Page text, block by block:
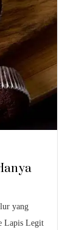
yang
Lapis Legit